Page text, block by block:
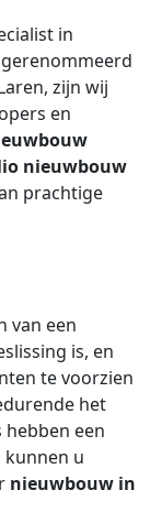
in
zijn wij
en
nieuwbouw
prachtige
van een
is, en
te voorzien
het
hebben een
kunnen u
nieuwbouw in